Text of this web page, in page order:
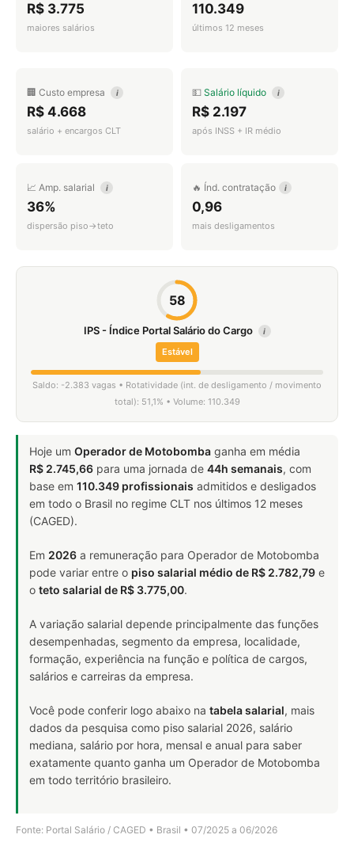
R$ 3.775
maiores salários
110.349
últimos 12 meses
🏢 Custo empresa i
R$ 4.668
salário + encargos CLT
💵 Salário líquido i
R$ 2.197
após INSS + IR médio
📈 Amp. salarial i
36%
dispersão piso→teto
🔥 Índ. contratação i
0,96
mais desligamentos
58
IPS - Índice Portal Salário do Cargo i
Estável
Saldo: -2.383 vagas • Rotatividade (int. de desligamento / movimento
total): 51,1% • Volume: 110.349
Hoje um Operador de Motobomba ganha em média
R$ 2.745,66 para uma jornada de 44h semanais, com
base em 110.349 profissionais admitidos e desligados
em todo o Brasil no regime CLT nos últimos 12 meses
(CAGED).
Em 2026 a remuneração para Operador de Motobomba
pode variar entre o piso salarial médio de R$ 2.782,79 e
o teto salarial de R$ 3.775,00.
A variação salarial depende principalmente das funções
desempenhadas, segmento da empresa, localidade,
formação, experiência na função e política de cargos,
salários e carreiras da empresa.
Você pode conferir logo abaixo na tabela salarial, mais
dados da pesquisa como piso salarial 2026, salário
mediana, salário por hora, mensal e anual para saber
exatamente quanto ganha um Operador de Motobomba
em todo território brasileiro.
Fonte: Portal Salário / CAGED • Brasil • 07/2025 a 06/2026